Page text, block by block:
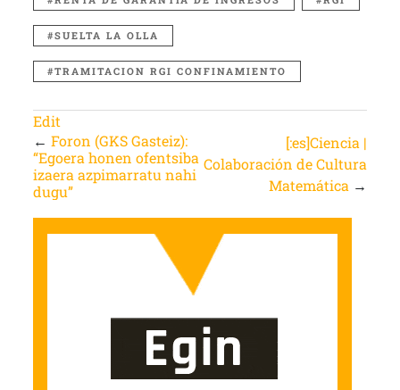
SUELTA LA OLLA
TRAMITACION RGI CONFINAMIENTO
Edit
← Foron (GKS Gasteiz):
“Egoera honen ofentsiba
izaera azpimarratu nahi
dugu”
[:es]Ciencia |
Colaboración de Cultura
Matemática →